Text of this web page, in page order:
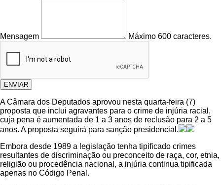
Mensagem Máximo 600 caracteres.
ENVIAR
A Câmara dos Deputados aprovou nesta quarta-feira (7)
proposta que inclui agravantes para o crime de injúria racial,
cuja pena é aumentada de 1 a 3 anos de reclusão para 2 a 5
anos. A proposta seguirá para sanção presidencial.
Embora desde 1989 a legislação tenha tipificado crimes
resultantes de discriminação ou preconceito de raça, cor, etnia,
religião ou procedência nacional, a injúria continua tipificada
apenas no Código Penal.